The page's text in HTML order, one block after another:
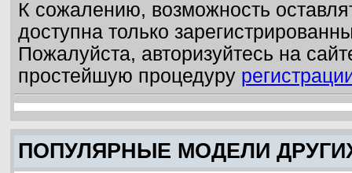
К сожалению, возможность
доступна только
Пожалуйста, авторизуйтесь на
простейшую процедуру
ПОПУЛЯРНЫЕ МОДЕЛИ